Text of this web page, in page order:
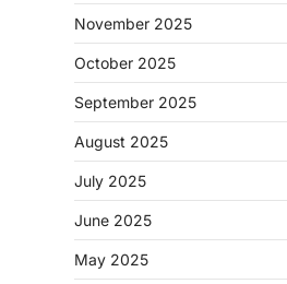
November 2025
October 2025
September 2025
August 2025
July 2025
June 2025
May 2025
जाएगी एल्बेंडाजोल
More Khabar
रायपुर। राष्ट्रीय कृमि
CHHATTISGARH